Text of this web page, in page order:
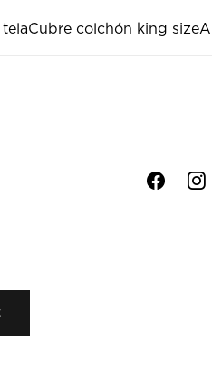
Cubre colchón king size
f i